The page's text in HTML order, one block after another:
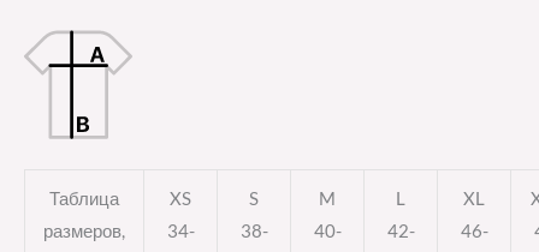
Таблица
размеров,
XS
34-
S
38-
M
40-
L
42-
XL
46-